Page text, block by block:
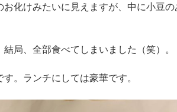
化けみたいに見えますが、中に小豆の
局、全部食べてしまいました（笑）。
。ランチにしては豪華です。